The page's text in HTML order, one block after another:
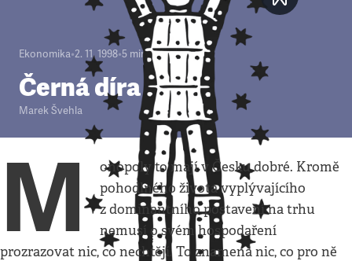
Ekonomika•2. 11. 1998•5 minut
Černá díra
Marek Švehla
M
onopoly to mají v Česku dobré. Kromě
pohodlného života vyplývajícího
z dominantního postavení na trhu
nemusí o svém hospodaření
prozrazovat nic, co nechtějí. To znamená nic, co pro ně